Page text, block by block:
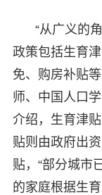
“从广义的
政策包括生育
免、购房补贴
师、中国人口
介绍，生育津
贴则由政府出
贴，“部分城市
的家庭根据生